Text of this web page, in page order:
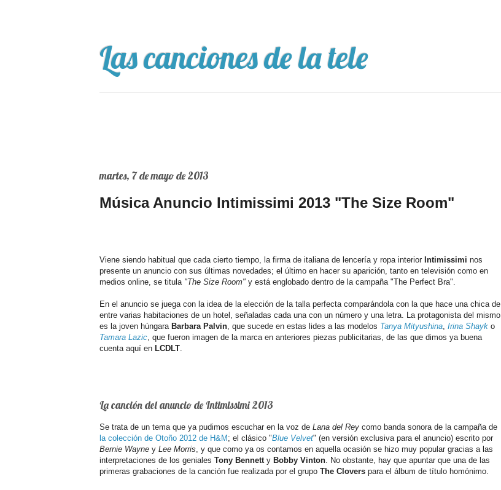
Las canciones de la tele
martes, 7 de mayo de 2013
Música Anuncio Intimissimi 2013 "The Size Room"
Viene siendo habitual que cada cierto tiempo, la firma de italiana de lencería y ropa interior Intimissimi nos
presente un anuncio con sus últimas novedades; el último en hacer su aparición, tanto en televisión como en
medios online, se titula "The Size Room" y está englobado dentro de la campaña "The Perfect Bra".
En el anuncio se juega con la idea de la elección de la talla perfecta comparándola con la que hace una chica de
entre varias habitaciones de un hotel, señaladas cada una con un número y una letra. La protagonista del mismo
es la joven húngara Barbara Palvin, que sucede en estas lides a las modelos Tanya Mityushina, Irina Shayk o
Tamara Lazic, que fueron imagen de la marca en anteriores piezas publicitarias, de las que dimos ya buena
cuenta aquí en LCDLT.
La canción del anuncio de Intimissimi 2013
Se trata de un tema que ya pudimos escuchar en la voz de Lana del Rey como banda sonora de la campaña de
la colección de Otoño 2012 de H&M ; el clásico "Blue Velvet" (en versión exclusiva para el anuncio) escrito por
Bernie Wayne y Lee Morris, y que como ya os contamos en aquella ocasión se hizo muy popular gracias a las
interpretaciones de los geniales Tony Bennetty Bobby Vinton. No obstante, hay que apuntar que una de las
primeras grabaciones de la canción fue realizada por el grupo The Clovers para el álbum de título homónimo.